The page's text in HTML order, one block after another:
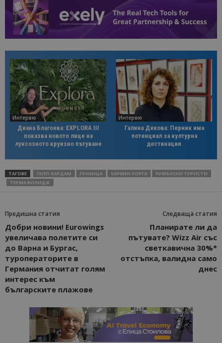
Интервю
Диана Благоева: EXPLORA III
показва новото лице на
луксозното круизно пътуване
Интервю
Галина Декова: Перник има
потенциал за културна
дестинация
ТАГОВЕ ГКПП-КАРДАМ ГРАНИЦА КАРМЕН ЛОРГА
РУМЪНСКИ ТУРИСТИ
ТЕРМА ВИЛИДЖ
Предишна статия
Добри новини! Eurowings
увеличава полетите си
до Варна и Бургас,
туроператорите в
Германия отчитат голям
интерес към
българските плажове
Следваща статия
Планирате ли да
пътувате? Wizz Air със
светкавична 30%*
отстъпка, валидна само
днес